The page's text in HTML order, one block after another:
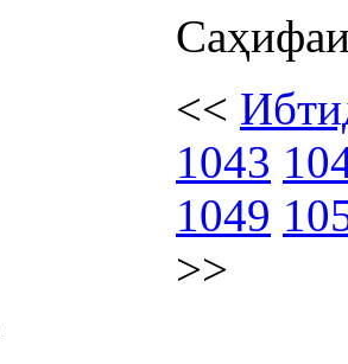
<<
1043
1049
>>